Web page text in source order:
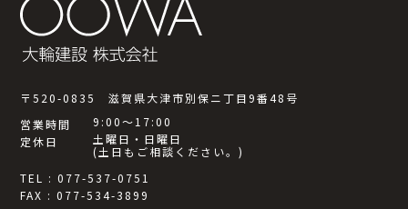
〒520-0835 滋賀県大津市別保ニ丁目9番48号
営業時間
9:00～17:00
定休日
土曜日・日曜日
(土日もご相談ください。)
TEL : 077-537-0751
FAX : 077-534-3899